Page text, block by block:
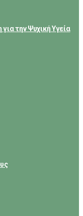
την Ψυχική Υγεία